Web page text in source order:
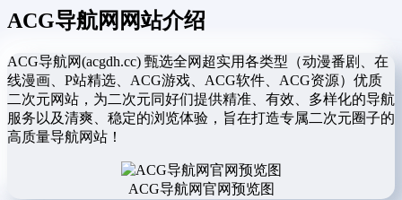
ACG导航网网站介绍
ACG导航网(acgdh.cc) 甄选全网超实用各类型（动漫番剧、在
线漫画、P站精选、ACG游戏、ACG软件、ACG资源）优质
二次元网站，为二次元同好们提供精准、有效、多样化的导航
服务以及清爽、稳定的浏览体验，旨在打造专属二次元圈子的
高质量导航网站！
ACG导航网官网预览图